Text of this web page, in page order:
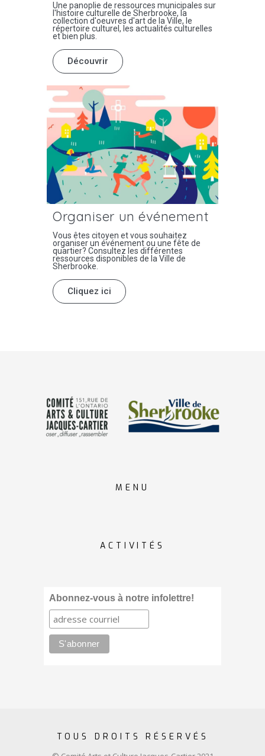
Une panoplie de ressources municipales sur
l'histoire culturelle de Sherbrooke, la
collection d'oeuvres d'art de la Ville, le
répertoire culturel, les actualités culturelles
et bien plus.
Découvrir
Organiser un événement
Vous êtes citoyen et vous souhaitez
organiser un événement ou une fête de
quartier? Consultez les différentes
ressources disponibles de la Ville de
Sherbrooke.
Cliquez ici
MENU
ACTIVITÉS
Abonnez-vous à notre infolettre!
TOUS DROITS RÉSERVÉS